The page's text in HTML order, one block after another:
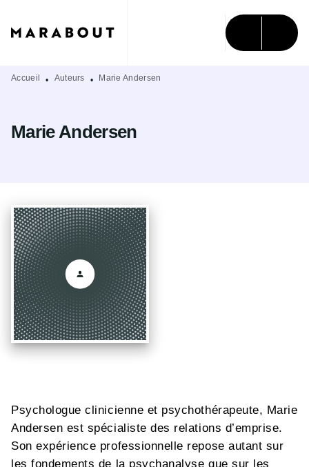
CONTENU
Accueil • Auteurs • Marie Andersen
Marie Andersen
Psychologue clinicienne et psychothérapeute, Marie
Andersen est spécialiste des relations d’emprise.
Son expérience professionnelle repose autant sur
les fondements de la psychanalyse que sur les